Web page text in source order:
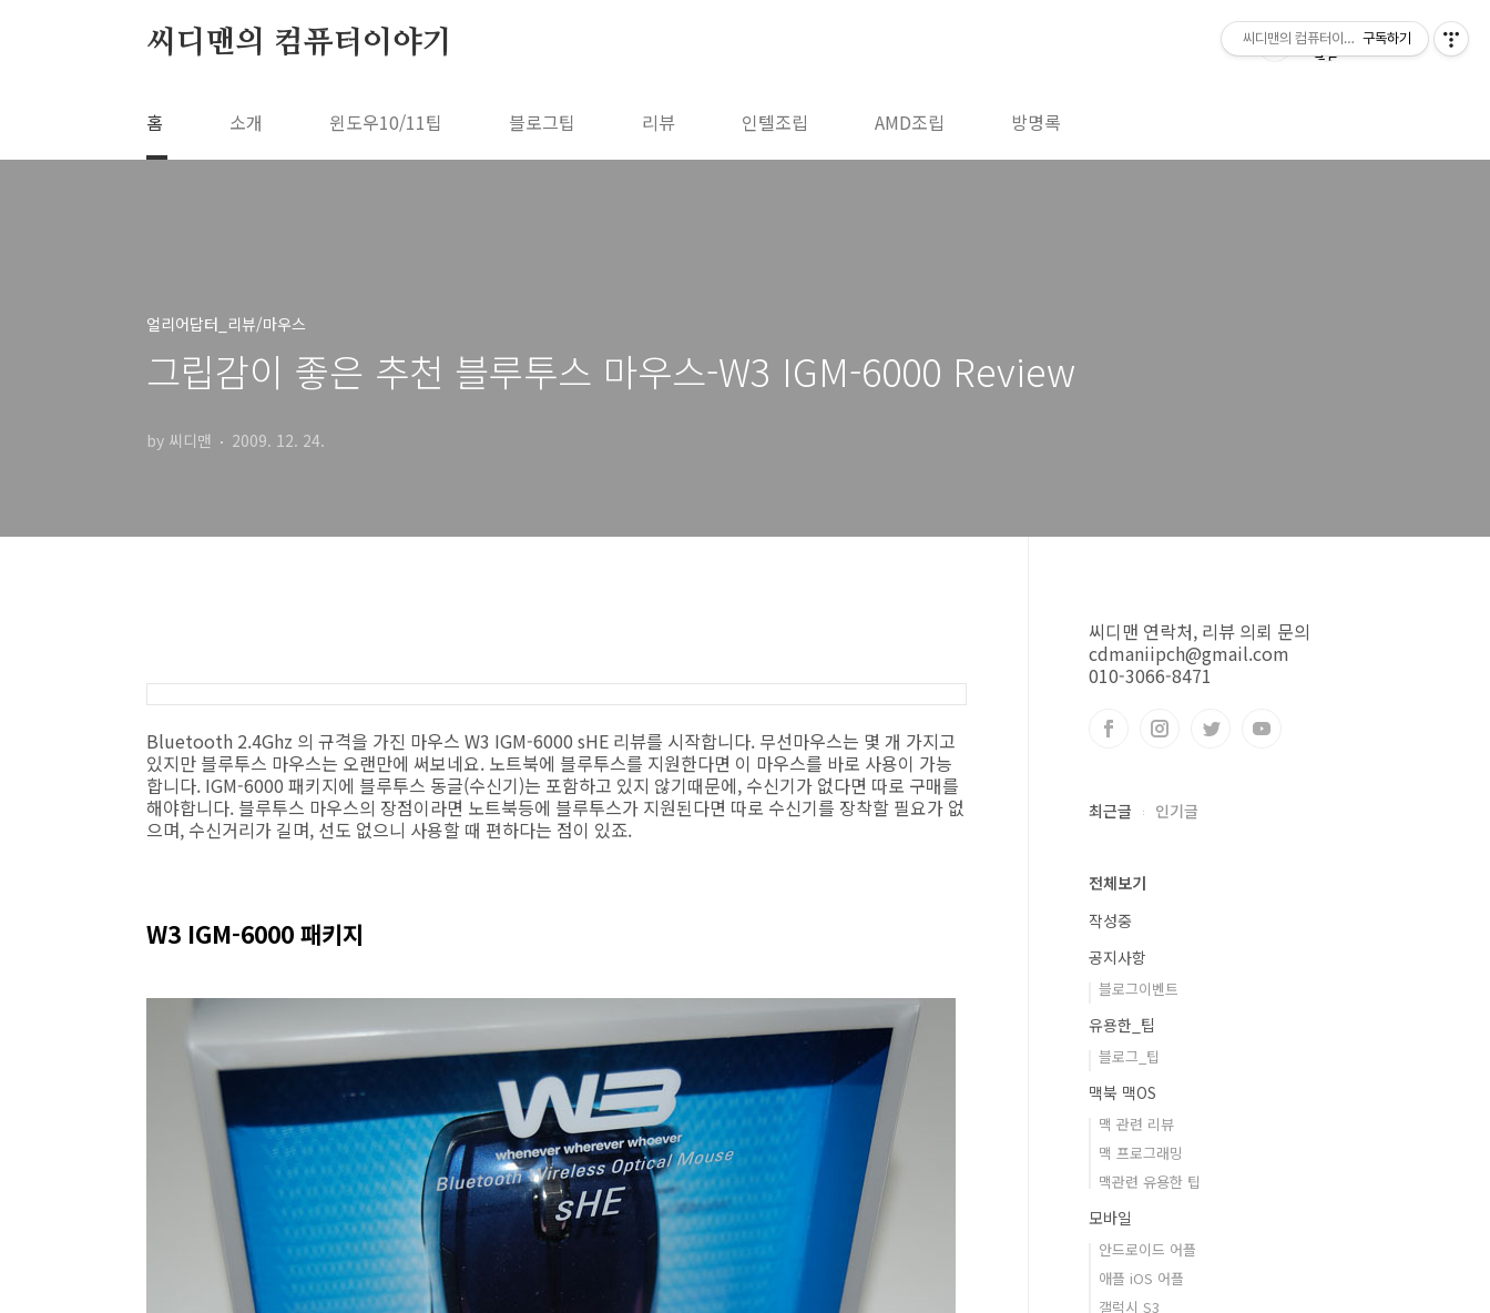
씨디맨의 컴퓨터이야기
홈 소개 윈도우10/11팁 블로그팁 리뷰 인텔조립 AMD조립 방명록
얼리어답터_리뷰/마우스
그립감이 좋은 추천 블루투스 마우스-W3 IGM-6000 Review
by 씨디맨 2009. 12. 24.
Bluetooth 2.4Ghz 의 규격을 가진 마우스 W3 IGM-6000 sHE 리뷰를 시작합니다. 무선마우스는 몇 개 가지고
있지만 블루투스 마우스는 오랜만에 써보네요. 노트북에 블루투스를 지원한다면 이 마우스를 바로 사용이 가능
합니다. IGM-6000 패키지에 블루투스 동글(수신기)는 포함하고 있지 않기때문에, 수신기가 없다면 따로 구매를
해야합니다. 블루투스 마우스의 장점이라면 노트북등에 블루투스가 지원된다면 따로 수신기를 장착할 필요가 없
으며, 수신거리가 길며, 선도 없으니 사용할 때 편하다는 점이 있죠.
W3 IGM-6000 패키지
씨디맨 연락처, 리뷰 의뢰 문의
cdmaniipch@gmail.com
010-3066-8471
최근글 인기글
전체보기
작성중
공지사항
블로그이벤트
유용한_팁
블로그_팁
맥북 맥OS
맥 관련 리뷰
맥 프로그래밍
맥관련 유용한 팁
모바일
안드로이드 어플
애플 iOS 어플
갤럭시 S3
씨디맨의 컴퓨터이야기구독하기